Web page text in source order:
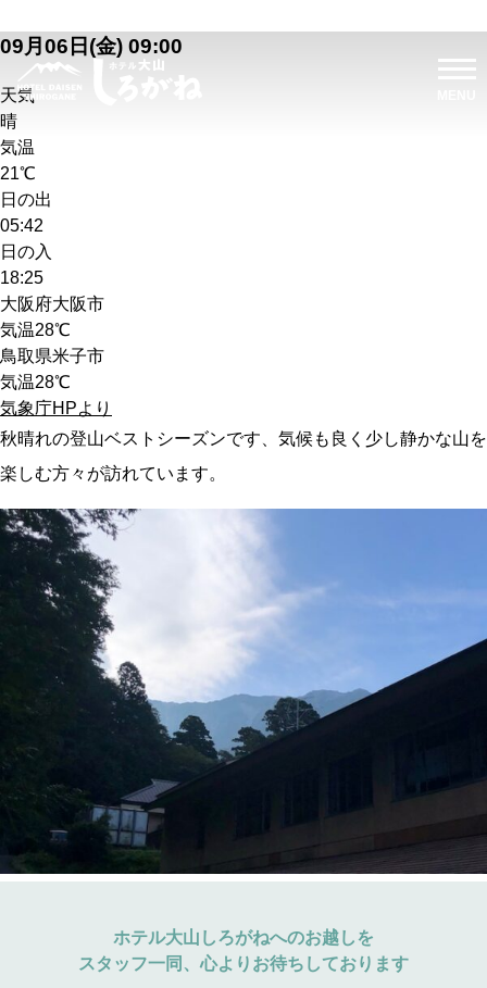
09月06日(金) 09:00
天気
晴
気温
21℃
日の出
05:42
日の入
18:25
大阪府大阪市
気温28℃
鳥取県米子市
気温28℃
気象庁HPより
秋晴れの登山ベストシーズンです、気候も良く少し静かな山を
楽しむ方々が訪れています。
ホテル大山しろがねへのお越しを
スタッフ一同、心よりお待ちしております